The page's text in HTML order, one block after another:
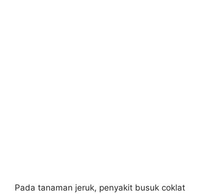
Pada tanaman jeruk, penyakit busuk coklat